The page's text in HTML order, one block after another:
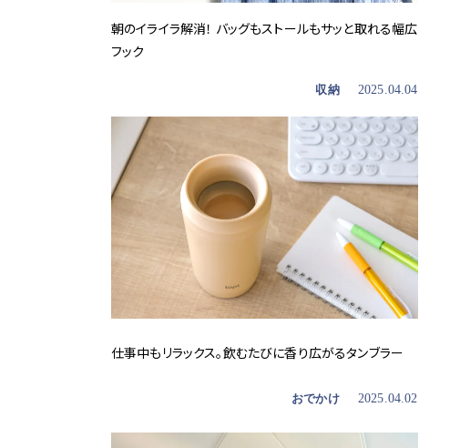
朝のイライラ解消！ バッグもストールもサッと取れる幅広
フック
収納 2025.04.04
仕事中もリラックス。飲むたびに香り広がるタンブラー
おでかけ 2025.04.02